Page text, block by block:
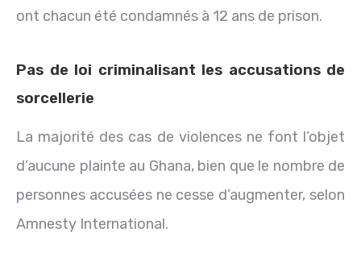
ont chacun été condamnés à 12 ans de prison.
Pas de loi criminalisant les accusations de
sorcellerie
La majorité des cas de violences ne font l’objet
d’aucune plainte au Ghana, bien que le nombre de
personnes accusées ne cesse d’augmenter, selon
Amnesty International.